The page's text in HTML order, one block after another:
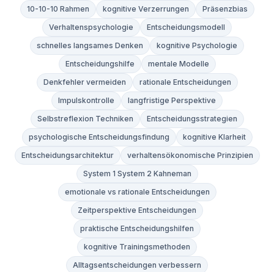
10-10-10 Rahmen
kognitive Verzerrungen
Präsenzbias
Verhaltenspsychologie
Entscheidungsmodell
schnelles langsames Denken
kognitive Psychologie
Entscheidungshilfe
mentale Modelle
Denkfehler vermeiden
rationale Entscheidungen
Impulskontrolle
langfristige Perspektive
Selbstreflexion Techniken
Entscheidungsstrategien
psychologische Entscheidungsfindung
kognitive Klarheit
Entscheidungsarchitektur
verhaltensökonomische Prinzipien
System 1 System 2 Kahneman
emotionale vs rationale Entscheidungen
Zeitperspektive Entscheidungen
praktische Entscheidungshilfen
kognitive Trainingsmethoden
Alltagsentscheidungen verbessern